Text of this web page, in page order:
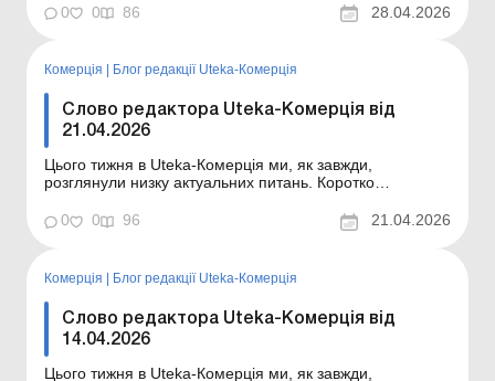
тижня в Uteka-Комерція. Шановні колеги! Коротко
ознайомлю вас із темами статей, опублікованих цього
ціною, ни...
0 0 86 28.04.2026
Комерція Блог редакції Uteka-Комерція
Слово редактора Uteka-Комерція від
21.04.2026
Цього тижня в Uteka-Комерція ми, як завжди,
розглянули низку актуальних питань. Коротко
тижня в Uteka-Комерція. Шановні колеги! Коротко
ознайомлю вас із темами статей, опублікованих цього
про...
0 0 96 21.04.2026
Комерція | Блог редакції Uteka-Комерція
Слово редактора Uteka-Комерція від
14.04.2026
Цього тижня в Uteka-Комерція ми, як завжди,